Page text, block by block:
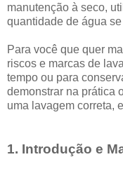
manutenção à seco,
quantidade de água
Para você que quer
riscos e marcas de
tempo ou para
demonstrar na prática
uma lavagem correta,
1. Introdução e